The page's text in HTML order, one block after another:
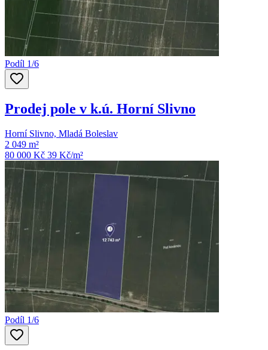
Podíl 1/6
Prodej pole v k.ú. Horní Slivno
Horní Slivno, Mladá Boleslav
2 049 m²
80 000 Kč 39 Kč/m²
Podíl 1/6